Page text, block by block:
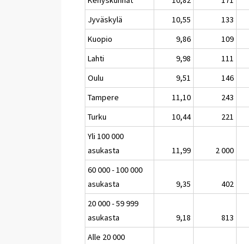
Jyväskylä
10,55 133
Kuopio
9,86 109
Lahti
9,98 111
Oulu
9,51 146
Tampere
11,10 243
Turku
10,44 221
Yli 100 000
asukasta
11,99 2 000
60 000 - 100 000
asukasta
9,35 402
20 000 - 59 999
asukasta
9,18 813
Alle 20 000